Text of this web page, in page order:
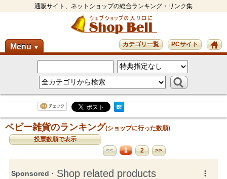
通販サイト、ネットショップの総合ランキング・リンク集
Menu ▼ PCサイト
カテゴリ一覧
ベビー雑貨のランキング(ショップに行った数順)
投票数順で表示
<<
1 2 >>